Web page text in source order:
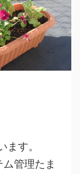
ます。
管理たま